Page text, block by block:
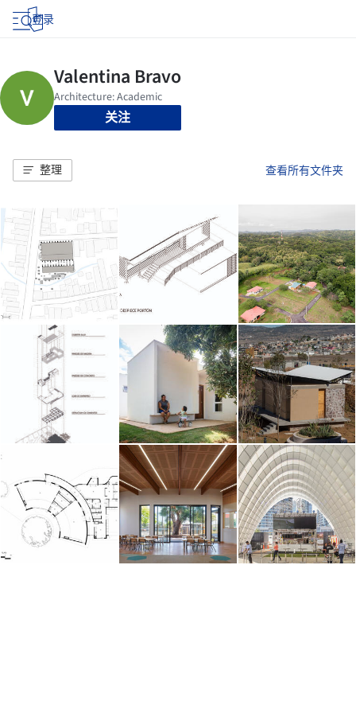
登录
关注
整理 查看所有文件夹